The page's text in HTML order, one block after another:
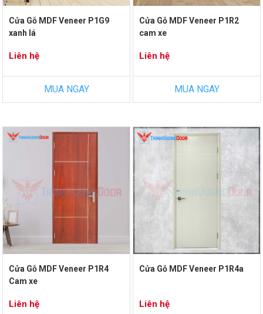
Cửa Gỗ MDF Veneer P1G9
xanh lá
Liên hệ
MUA NGAY
Cửa Gỗ MDF Veneer P1R2
cam xe
Liên hệ
MUA NGAY
Cửa Gỗ MDF Veneer P1R4
Cam xe
Liên hệ
Cửa Gỗ MDF Veneer P1R4a
Liên hệ